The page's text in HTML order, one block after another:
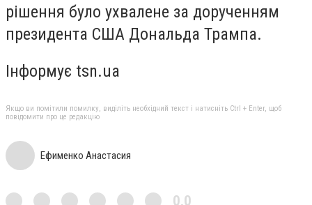
рішення було ухвалене за дорученням
президента США Дональда Трампа.
Інформує tsn.ua
Якщо ви помітили помилку, виділіть необхідний текст і натисніть Ctrl + Enter, щоб
повідомити про це редакцію
Ефименко Анастасия
0,0